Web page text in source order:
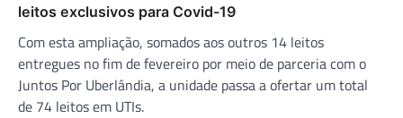
leitos exclusivos para Covid-19
Com esta ampliação, somados aos outros 14 leitos
entregues no fim de fevereiro por meio de parceria com o
Juntos Por Uberlândia, a unidade passa a ofertar um total
de 74 leitos em UTIs.